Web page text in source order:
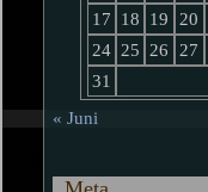
17
18 19 20
24 25 26 27
31
« Juni